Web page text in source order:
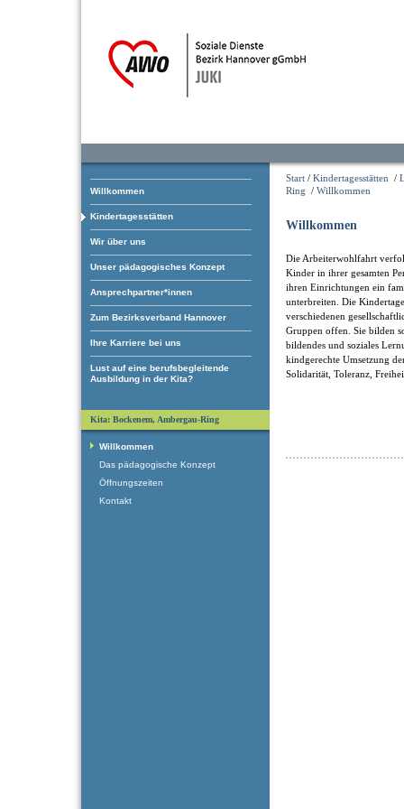
Willkommen
Kindertagesstätten
Wir über uns
Unser pädagogisches Konzept
Ansprechpartner*innen
Zum Bezirksverband Hannover
Ihre Karriere bei uns
Lust auf eine berufsbegleitende
Ausbildung in der Kita?
Start / Kindertagesstätten /
Ring / Willkommen
Willkommen
Die Arbeiterwohlfahrt
Kinder in ihrer gesamten
ihren Einrichtungen ein
unterbreiten. Die
verschiedenen
Gruppen offen. Sie bilden
bildendes und soziales
kindgerechte Umsetzung
Solidarität, Toleranz,
Kita: Bockenem, Ambergau-Ring
Willkommen
Das pädagogische Konzept
Öffnungszeiten
Kontakt